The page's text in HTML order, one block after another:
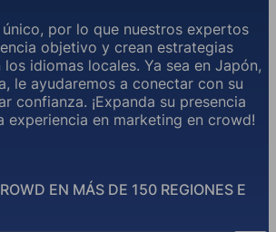
EN MÁS DE 150 REGIONES E
por lo que nuestros expertos
objetivo y crean estrategias
idiomas locales. Ya sea en Japón,
le ayudaremos a conectar con su
confianza. ¡Expanda su presencia
experiencia en marketing en crowd!